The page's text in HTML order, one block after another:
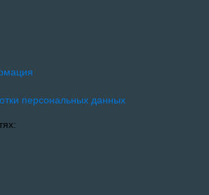
персональных данных